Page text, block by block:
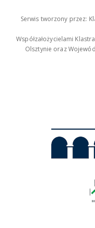
Serwis tworzony przez:
Współzałożycielami
Olsztynie oraz